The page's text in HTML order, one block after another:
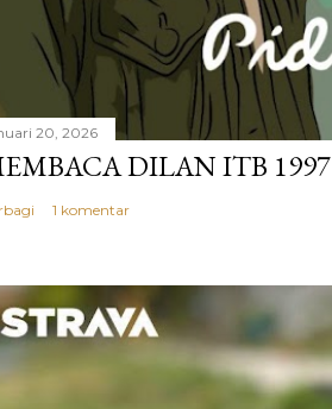
20, 2026
DILAN ITB 1997
1 komentar